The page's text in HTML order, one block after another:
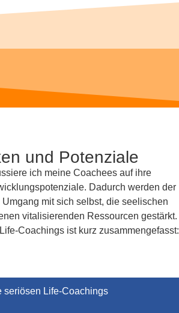
und Potenziale
ich meine Coachees auf ihre
Dadurch werden der
mit sich selbst, die seelischen
vitalisierenden Ressourcen gestärkt.
Coachings ist kurz zusammengefasst:
seriösen Life-Coachings